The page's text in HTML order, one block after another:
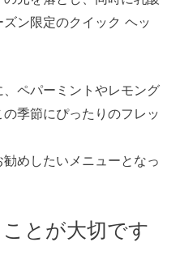
ン限定のクイック ヘッ
ペパーミントやレモング
季節にぴったりのフレッ
めしたいメニューとなっ
とが大切です